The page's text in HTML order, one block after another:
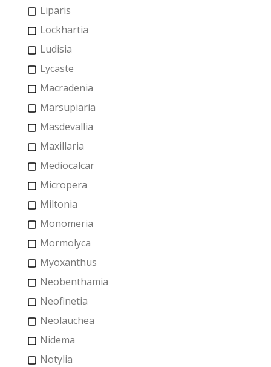
Liparis
Lockhartia
Ludisia
Lycaste
Macradenia
Marsupiaria
Masdevallia
Maxillaria
Mediocalcar
Micropera
Miltonia
Monomeria
Mormolyca
Myoxanthus
Neobenthamia
Neofinetia
Neolauchea
Nidema
Notylia